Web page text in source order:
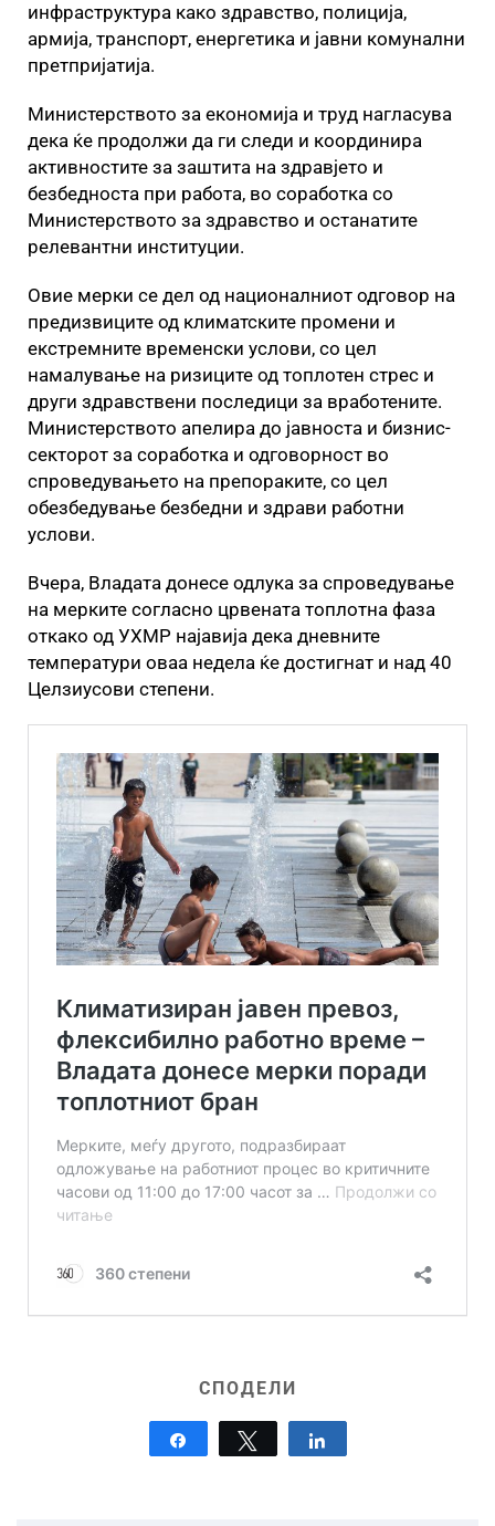
инфраструктура како здравство, полиција,
армија, транспорт, енергетика и јавни комунални
претпријатија.
Министерството за економија и труд нагласува
дека ќе продолжи да ги следи и координира
активностите за заштита на здравјето и
безбедноста при работа, во соработка со
Министерството за здравство и останатите
релевантни институции.
Овие мерки се дел од националниот одговор на
предизвиците од климатските промени и
екстремните временски услови, со цел
намалување на ризиците од топлотен стрес и
други здравствени последици за вработените.
Министерството апелира до јавноста и бизнис-
секторот за соработка и одговорност во
спроведувањето на препораките, со цел
обезбедување безбедни и здрави работни
услови.
Вчера, Владата донесе одлука за спроведување
на мерките согласно црвената топлотна фаза
откако од УХМР најавија дека дневните
температури оваа недела ќе достигнат и над 40
Целзиусови степени.
СПОДЕЛИ
Tweet